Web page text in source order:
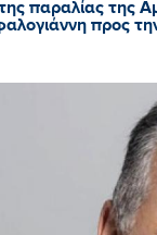
παραλίας της
προς